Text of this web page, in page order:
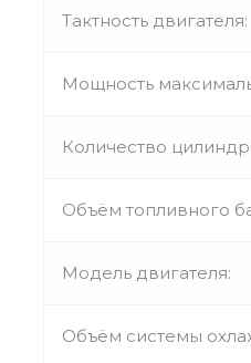
Тактность двигателя:
Мощность
Количество
Объём топливного
Модель двигателя:
Объём системы